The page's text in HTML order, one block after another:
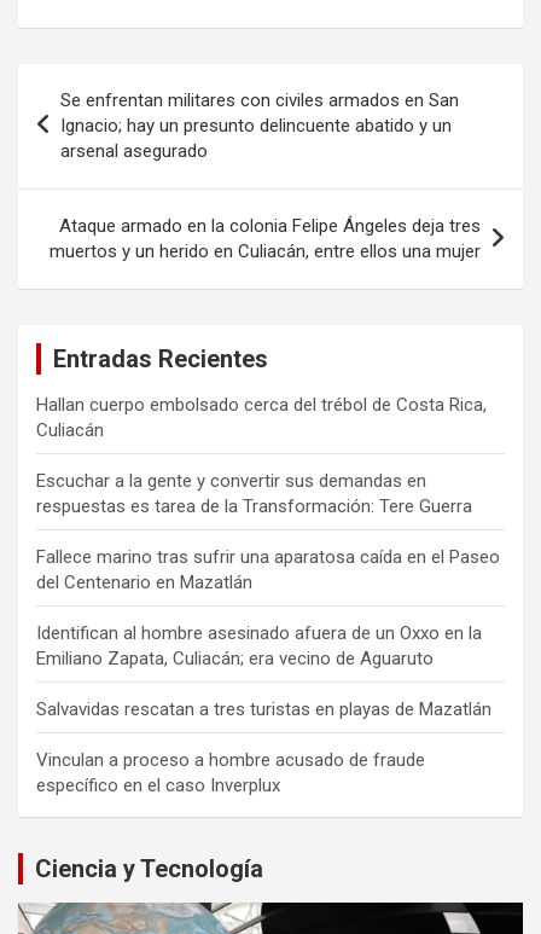
de
entradas
Se enfrentan militares con civiles armados en San
Ignacio; hay un presunto delincuente abatido y un
arsenal asegurado
Ataque armado en la colonia Felipe Ángeles deja tres
muertos y un herido en Culiacán, entre ellos una mujer
Entradas Recientes
Hallan cuerpo embolsado cerca del trébol de Costa Rica,
Culiacán
Escuchar a la gente y convertir sus demandas en
respuestas es tarea de la Transformación: Tere Guerra
Fallece marino tras sufrir una aparatosa caída en el Paseo
del Centenario en Mazatlán
Identifican al hombre asesinado afuera de un Oxxo en la
Emiliano Zapata, Culiacán; era vecino de Aguaruto
Salvavidas rescatan a tres turistas en playas de Mazatlán
Vinculan a proceso a hombre acusado de fraude
específico en el caso Inverplux
Ciencia y Tecnología